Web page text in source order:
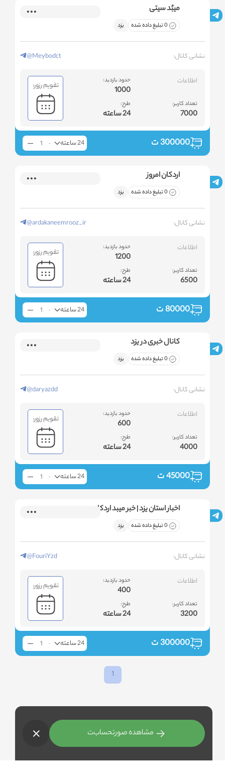
مشاهده صورتحسابت
میبُد سیتی
0 تبلیغ داده شده یزد
نشانی کانال: @Meybodct
اطلاعات
تعداد کاربر:
7000
حدود بازدید:
1000
طرح:
24 ساعته
تقویم رزور:
300000ت 24 ساعته
اردکان امروز
0 تبلیغ داده شده یزد
نشانی کانال: @ardakaneemrooz_ir
اطلاعات
تعداد کاربر:
6500
حدود بازدید:
1200
طرح:
24 ساعته
تقویم رزور:
80000ت 24 ساعته
کانال خبری در یزد
0 تبلیغ داده شده یزد
نشانی کانال: @daryazdd
اطلاعات
تعداد کاربر:
4000
حدود بازدید:
600
طرح:
24 ساعته
تقویم رزور:
45000ت 24 ساعته
اخبار استان یزد | خبر میبد اردکان
0 تبلیغ داده شده یزد
نشانی کانال: @FouriYzd
اطلاعات
تعداد کاربر:
3200
حدود بازدید:
400
طرح:
24 ساعته
تقویم رزور:
300000ت 24 ساعته
1
راهنمای تبلیغات هدفمند در اینستاگرام و تلگرام